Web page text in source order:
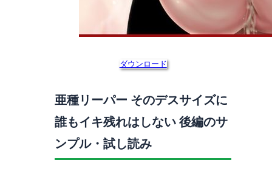
ダウンロード
亜種リーパー そのデスサイズに
誰もイキ残れはしない 後編のサ
ンプル・試し読み